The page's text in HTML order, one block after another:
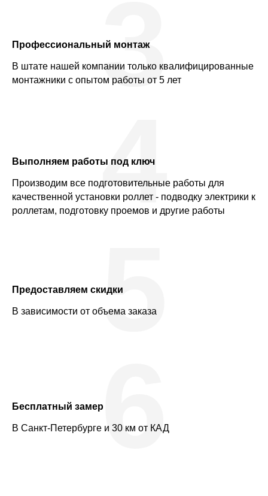
Профессиональный монтаж
В штате нашей компании только квалифицированные
монтажники с опытом работы от 5 лет
3
Выполняем работы под ключ
Производим все подготовительные работы для
качественной установки роллет - подводку электрики к
роллетам, подготовку проемов и другие работы
4
Предоставляем скидки
В зависимости от объема заказа
5
Бесплатный замер
В Санкт-Петербурге и 30 км от КАД
6